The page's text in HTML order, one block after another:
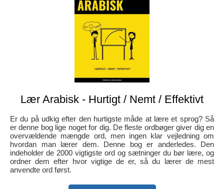
Lær Arabisk - Hurtigt / Nemt / Effektivt
Er du på udkig efter den hurtigste måde at lære et sprog? Så
er denne bog lige noget for dig. De fleste ordbøger giver dig en
overvældende mængde ord, men ingen klar vejledning om
hvordan man lærer dem. Denne bog er anderledes. Den
indeholder de 2000 vigtigste ord og sætninger du bør lære, og
ordner dem efter hvor vigtige de er, så du lærer de mest
anvendte ord først.